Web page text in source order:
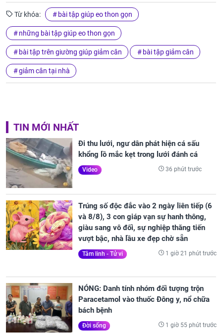
Từ khóa: bài tập giúp eo thon gọn
những bài tập giúp eo thon gọn
bài tập trên giường giúp giảm cân bài tập giảm cân
giảm cân tại nhà
TIN MỚI NHẤT
Đi thu lưới, ngư dân phát hiện cá sấu
khổng lồ mắc kẹt trong lưới đánh cá
Video 36 phút trước
Trúng số độc đắc vào 2 ngày liên tiếp (6
và 8/8), 3 con giáp vạn sự hanh thông,
giàu sang vô đối, sự nghiệp thăng tiến
vượt bậc, nhà lầu xe đẹp chờ sẵn
Tâm linh - Tử vi 1 giờ 21 phút trước
NÓNG: Danh tính nhóm đối tượng trộn
Paracetamol vào thuốc Đông y, nổ chữa
bách bệnh
Đời sống 1 giờ 55 phút trước